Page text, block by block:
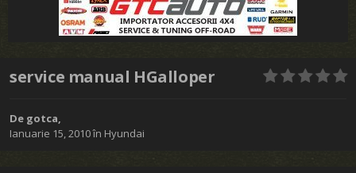
service manual HGalloper
De gotca,
Ianuarie 15, 2010în Hyundai